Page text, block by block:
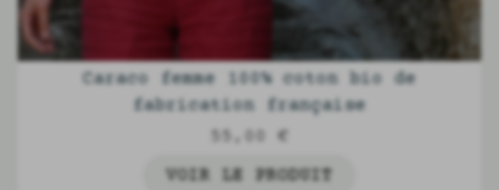
Caraco femme 100% coton bio de
fabrication française
55,00 €
VOIR LE PRODUIT